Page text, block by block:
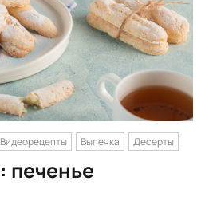
Видеорецепты Выпечка Десерты
печенье